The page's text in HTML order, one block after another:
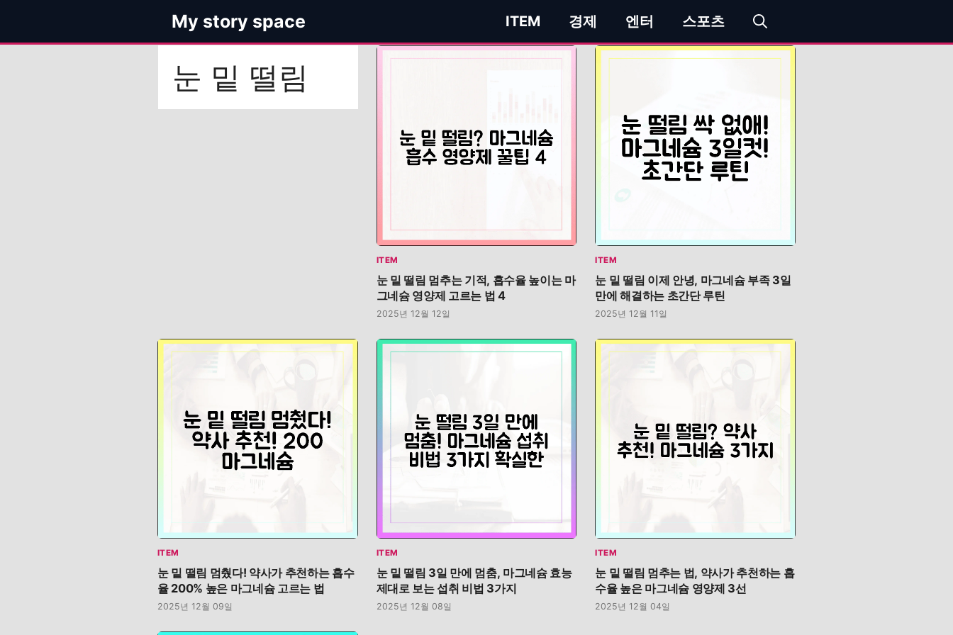
츠
My story space ITEM 경제 엔터 스포츠
눈 밑 떨림
ITEM
눈 밑 떨림 멈추는 기적, 흡수율 높이는 마
그네슘 영양제 고르는 법 4
2025년 12월 12일
ITEM
눈 밑 떨림 이제 안녕, 마그네슘 부족 3일
만에 해결하는 초간단 루틴
2025년 12월 11일
ITEM
눈 밑 떨림 멈췄다! 약사가 추천하는 흡수
율 200% 높은 마그네슘 고르는 법
2025년 12월 09일
ITEM
눈 밑 떨림 3일 만에 멈춤, 마그네슘 효능
제대로 보는 섭취 비법 3가지
2025년 12월 08일
ITEM
눈 밑 떨림 멈추는 법, 약사가 추천하는 흡
수율 높은 마그네슘 영양제 3선
2025년 12월 04일